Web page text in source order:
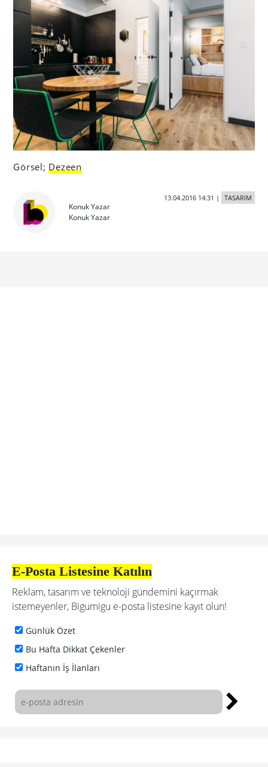
Görsel; Dezeen
Konuk Yazar
Konuk Yazar
13.04.2016 14:31 | TASARIM
E-Posta Listesine Katılın
Reklam, tasarım ve teknoloji gündemini kaçırmak
istemeyenler, Bigumigu e-posta listesine kayıt olun!
Günlük Özet
Bu Hafta Dikkat Çekenler
Haftanın İş İlanları